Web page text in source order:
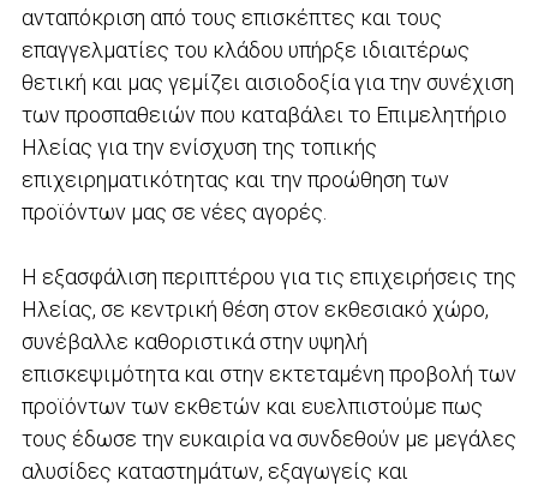
ανταπόκριση από τους επισκέπτες και τους
επαγγελματίες του κλάδου υπήρξε ιδιαιτέρως
θετική και μας γεμίζει αισιοδοξία για την συνέχιση
των προσπαθειών που καταβάλει το Επιμελητήριο
Ηλείας για την ενίσχυση της τοπικής
επιχειρηματικότητας και την προώθηση των
προϊόντων μας σε νέες αγορές.
Η εξασφάλιση περιπτέρου για τις επιχειρήσεις της
Ηλείας, σε κεντρική θέση στον εκθεσιακό χώρο,
συνέβαλλε καθοριστικά στην υψηλή
επισκεψιμότητα και στην εκτεταμένη προβολή των
προϊόντων των εκθετών και ευελπιστούμε πως
τους έδωσε την ευκαιρία να συνδεθούν με μεγάλες
αλυσίδες καταστημάτων, εξαγωγείς και